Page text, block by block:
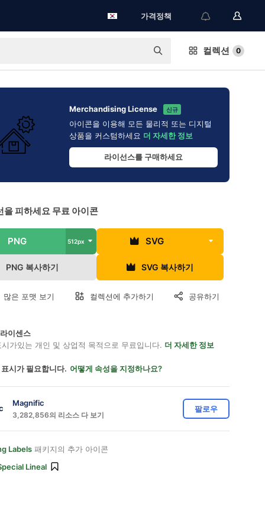
가격정책
컬렉션 0
Merchandising License 신규
아이콘을 이용해 모든 물리적 또는 디지털
상품을 커스텀하세요 더 자세한 정보
라이선스를 구매하세요
을 피하세요 무료 아이콘
PNG 512px SVG
PNG 복사하기 SVG 복사하기
많은 포맷 보기 컬렉션에 추가하기 공유하기
이센스
가있는 개인 및 상업적 목적으로 무료입니다. 더 자세한 정보
시가 필요합니다. 어떻게 속성을 지정하나요?
Magnific
3,282,856의 리소스 다 보기
팔로우
Labels 패키지의 추가 아이콘
Lineal